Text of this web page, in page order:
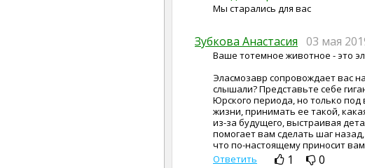
Мы старались для вас
Зубкова Анастасия 03 мая
Ваше тотемное животное - это
Эласмозавр сопровождает вас
слышали? Представьте себе
Юрского периода, но только
жизни, принимать ее такой,
из-за будущего, выстраивая
помогает вам сделать шаг
что по-настоящему приносит
Ответить
1 0